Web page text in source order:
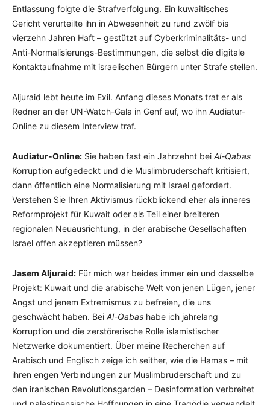
Entlassung folgte die Strafverfolgung. Ein kuwaitisches
Gericht verurteilte ihn in Abwesenheit zu rund zwölf bis
vierzehn Jahren Haft – gestützt auf Cyberkriminalitäts- und
Anti-Normalisierungs-Bestimmungen, die selbst die digitale
Kontaktaufnahme mit israelischen Bürgern unter Strafe stellen.
Aljuraid lebt heute im Exil. Anfang dieses Monats trat er als
Redner an der UN-Watch-Gala in Genf auf, wo ihn Audiatur-
Online zu diesem Interview traf.
Audiatur-Online: Sie haben fast ein Jahrzehnt bei Al-Qabas
Korruption aufgedeckt und die Muslimbruderschaft kritisiert,
dann öffentlich eine Normalisierung mit Israel gefordert.
Verstehen Sie Ihren Aktivismus rückblickend eher als inneres
Reformprojekt für Kuwait oder als Teil einer breiteren
regionalen Neuausrichtung, in der arabische Gesellschaften
Israel offen akzeptieren müssen?
Jasem Aljuraid: Für mich war beides immer ein und dasselbe
Projekt: Kuwait und die arabische Welt von jenen Lügen, jener
Angst und jenem Extremismus zu befreien, die uns
geschwächt haben. Bei Al-Qabas habe ich jahrelang
Korruption und die zerstörerische Rolle islamistischer
Netzwerke dokumentiert. Über meine Recherchen auf
Arabisch und Englisch zeige ich seither, wie die Hamas – mit
ihren engen Verbindungen zur Muslimbruderschaft und zu
den iranischen Revolutionsgarden – Desinformation verbreitet